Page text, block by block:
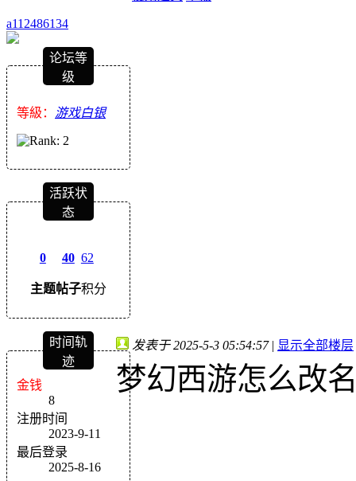
a112486134
论坛等
级
等級： 游戏白银
活跃状
态
0
主题
40
帖子
62
积分
时间轨
迹
金钱
8
注册时间
2023-9-11
最后登录
2025-8-16
发表于 2025-5-3 05:54:57 | 显示全部楼层
梦幻西游怎么改